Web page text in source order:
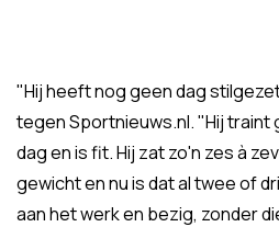
"Hij heeft nog geen dag
tegen Sportnieuws.nl. "Hij
dag en is fit. Hij zat zo'n zes à
gewicht en nu is dat al twee of
aan het werk en bezig, zonder